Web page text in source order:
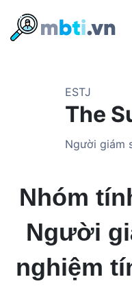
ESTJ
The
Người giám
Nhóm
Người
nghiệm